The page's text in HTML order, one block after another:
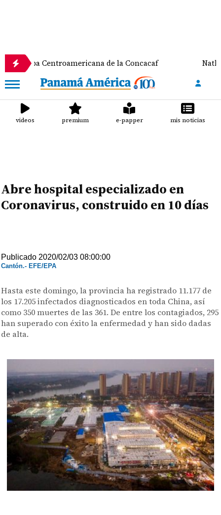
de la Concacaf Nathalee
videos premium e-papper mis noticias
Abre hospital especializado en
Coronavirus, construido en 10 días
Publicado 2020/02/03 08:00:00
Cantón.- EFE/EPA
Hasta este domingo, la provincia ha registrado 11.177 de
los 17.205 infectados diagnosticados en toda China, así
como 350 muertes de las 361. De entre los contagiados, 295
han superado con éxito la enfermedad y han sido dadas
de alta.